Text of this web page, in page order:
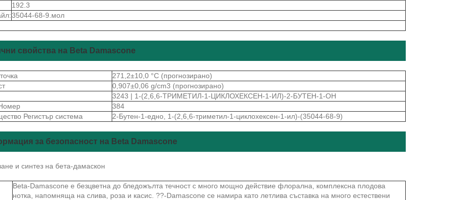
192.3
35044-68-9.мол
свойства на Beta Damascone
271,2±10,0 °C (прогнозирано)
0,907±0,06 g/cm3 (прогнозирано)
3243 | 1-(2,6,6-ТРИМЕТИЛ-1-ЦИКЛОХЕКСЕН-1-ИЛ)-2-БУТЕН-1-ОН
384
Регистър система
2-Бутен-1-едно, 1-(2,6,6-триметил-1-циклохексен-1-ил)-(35044-68-9)
за безопасност на Beta Damascone
и синтез на бета-дамаскон
Beta-Damascone е безцветна до бледожълта течност с много мощно действие флорална, комплексна плодова
нотка, напомняща на слива, роза и касис. ??-Damascone се намира като летлива съставка на много естествени